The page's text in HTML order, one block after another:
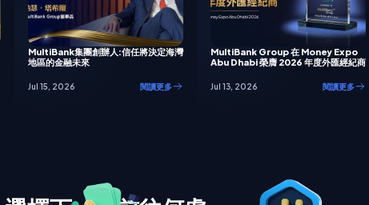
MultiBank集團創辦人:信任將決定海灣
地區的金融未來
Jul 15, 2026 閱讀更多
MultiBank Group 在 Money Expo
Abu Dhabi 榮膺 2026 年度外匯經紀商
Jul 13, 2026 閱讀更多